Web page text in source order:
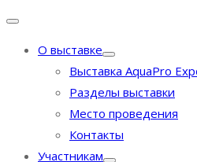
О выставке
Выставка AquaPro
Разделы выставки
Место проведения
Контакты
Участникам